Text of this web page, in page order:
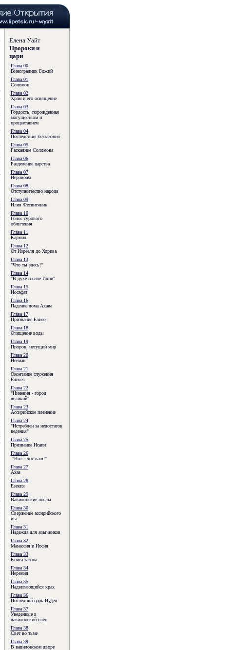
Елена Уайт
Пророки и
цари
Глава 00
Виноградник Божий
Глава 01
Соломон
Глава 02
Храм и его освящение
Глава 03
Гордость, порожденная
могуществом и
процветанием
Глава 04
Последствия беззакония
Глава 05
Раскаяние Соломона
Глава 06
Разделение царства
Глава 07
Иеровоам
Глава 08
Отступничество народа
Глава 09
Илия Фесвитянин
Глава 10
Голос сурового
обличения
Глава 11
Кармил
Глава 12
От Изрееля до Хорива
Глава 13
"Что ты здесь?"
Глава 14
"В духе и силе Илии"
Глава 15
Иосафат
Глава 16
Падение дома Ахава
Глава 17
Призвание Елисея
Глава 18
Очищение воды
Глава 19
Пророк, несущий мир
Глава 20
Нееман
Глава 21
Окончание служения
Елисея
Глава 22
"Ниневия - город
великий"
Глава 23
Ассирийское пленение
Глава 24
"Истреблен за недостаток
ведения"
Глава 25
Призвание Исаии
Глава 26
"Вот - Бог ваш!"
Глава 27
Ахаз
Глава 28
Езекия
Глава 29
Вавилонские послы
Глава 30
Свержение ассирийского
ига
Глава 31
Надежда для язычников
Глава 32
Манассия и Иосия
Глава 33
Книга закона
Глава 34
Иеремия
Глава 35
Надвигающийся крах
Глава 36
Последний царь Иудеи
Глава 37
Уведенные в
вавилонский плен
Глава 38
Свет во тьме
Глава 39
В вавилонском дворе